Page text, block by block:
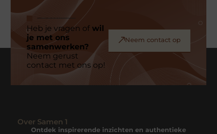
Heb je vragen ofwil
je met ons
samenwerken?
Neem gerust
contact met ons op!
Neem contact op
Over Samen 1
Ontdek inspirerende inzichten en authentieke